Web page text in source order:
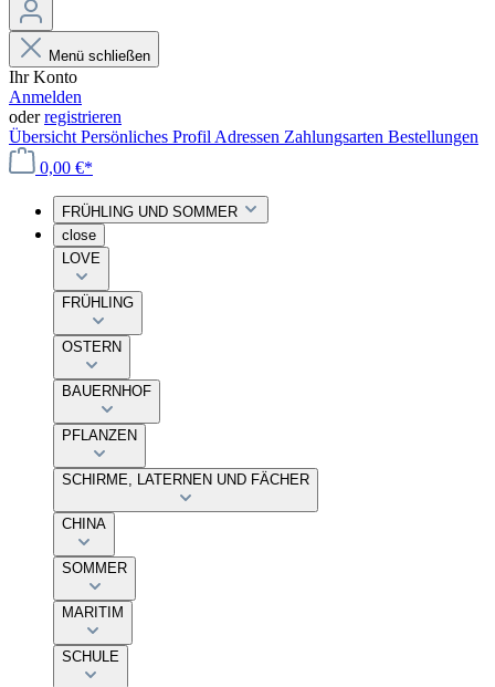
Menü schließen
Ihr Konto
Anmelden
oderregistrieren
Übersicht Persönliches Profil Adressen Zahlungsarten Bestellungen
0,00 €*
FRÜHLING UND SOMMER
close
LOVE
FRÜHLING
OSTERN
BAUERNHOF
PFLANZEN
SCHIRME, LATERNEN UND FÄCHER
CHINA
SOMMER
MARITIM
SCHULE